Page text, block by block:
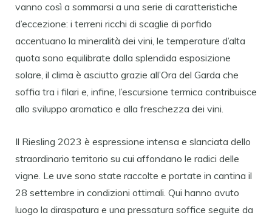
vanno così a sommarsi a una serie di caratteristiche
d’eccezione: i terreni ricchi di scaglie di porfido
accentuano la mineralità dei vini, le temperature d’alta
quota sono equilibrate dalla splendida esposizione
solare, il clima è asciutto grazie all’Ora del Garda che
soffia tra i filari e, infine, l’escursione termica contribuisce
allo sviluppo aromatico e alla freschezza dei vini.
Il Riesling 2023 è espressione intensa e slanciata dello
straordinario territorio su cui affondano le radici delle
vigne. Le uve sono state raccolte e portate in cantina il
28 settembre in condizioni ottimali. Qui hanno avuto
luogo la diraspatura e una pressatura soffice seguite da